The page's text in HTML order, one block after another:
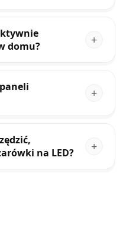
domu?
na LED?